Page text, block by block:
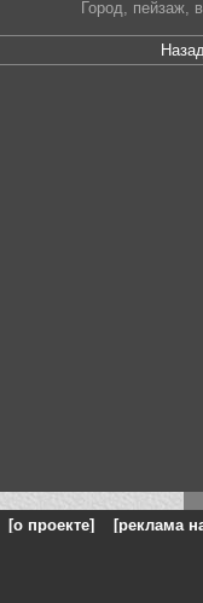
Город, пейзаж,
[о проекте] [реклама